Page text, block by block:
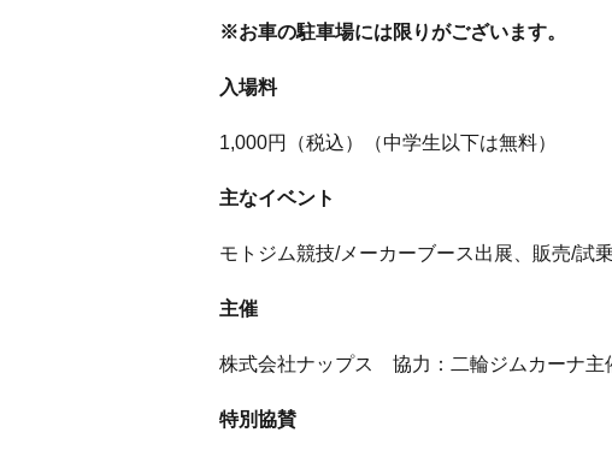
※お車の駐車場には限りがございます。
入場料
1,000円（税込）（中学生以下は無料）
主なイベント
モトジム競技/メーカーブース出展、販売/
主催
株式会社ナップス 協力：二輪ジムカーナ主
特別協賛